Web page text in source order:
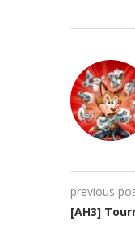
previous
[AH3]